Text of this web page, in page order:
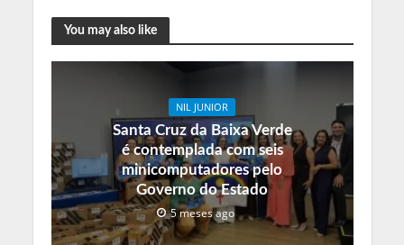
You may also like
NIL JUNIOR
Santa Cruz da Baixa Verde
é contemplada com seis
minicomputadores pelo
Governo do Estado
5 meses ago